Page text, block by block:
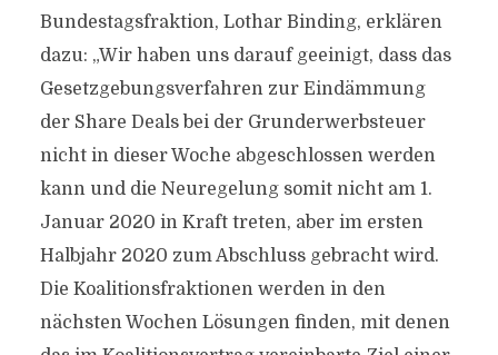
Bundestagsfraktion, Lothar Binding, erklären
dazu: „Wir haben uns darauf geeinigt, dass das
Gesetzgebungsverfahren zur Eindämmung
der Share Deals bei der Grunderwerbsteuer
nicht in dieser Woche abgeschlossen werden
kann und die Neuregelung somit nicht am 1.
Januar 2020 in Kraft treten, aber im ersten
Halbjahr 2020 zum Abschluss gebracht wird.
Die Koalitionsfraktionen werden in den
nächsten Wochen Lösungen finden, mit denen